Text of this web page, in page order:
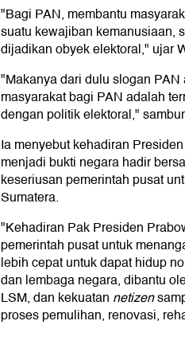
"Bagi PAN, membantu
suatu kewajiban kemanusiaan,
dijadikan obyek elektoral," ujar
"Makanya dari dulu slogan
masyarakat bagi PAN adalah
dengan politik elektoral,"
Ia menyebut kehadiran
menjadi bukti negara hadir
keseriusan pemerintah pusat
Sumatera.
"Kehadiran Pak Presiden
pemerintah pusat untuk
lebih cepat untuk dapat hidup
dan lembaga negara, dibantu
LSM, dan kekuatan netizen
proses pemulihan, renovasi,